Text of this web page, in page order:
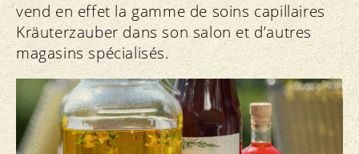
vend en effet la gamme de soins capillaires
Kräuterzauber dans son salon et d’autres
magasins spécialisés.